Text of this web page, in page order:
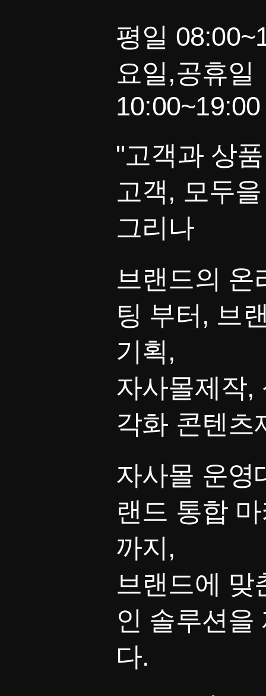
평일
요일,공휴일
10:00~19:00
"고객과 상
고객, 모두
그리나
브랜드의 온
팅 부터, 브
기획,
자사몰제작,
각화 콘텐츠
자사몰 운영
랜드 통합
까지,
브랜드에 맞
인 솔루션을
다.